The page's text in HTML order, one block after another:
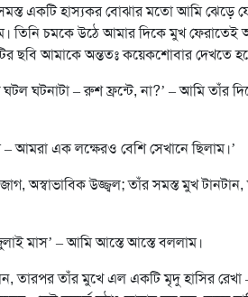
একটি হাস্যকর বোঝার মতো আমি ঝেড়ে
তিনি চমকে উঠে আমার দিকে মুখ ফেরাতেই
ছবি আমাকে অন্ততঃ কয়েকশোবার দেখতে
ঘটনাটা – রুশ ফ্রন্টে, না?’ – আমি তাঁর
– আমরা এক লক্ষেরও বেশি সেখানে ছিলাম।’
অস্বাভাবিক উজ্জ্বল; তাঁর সমস্ত মুখ
মাস’ – আমি আস্তে আস্তে বললাম।
তারপর তাঁর মুখে এল একটি মৃদু হাসির রেখা